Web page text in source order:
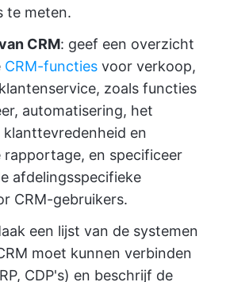
te meten.
CRM: geef een overzicht
CRM-functies voor verkoop,
zoals functies
automatisering, het
klanttevredenheid en
rapportage, en specificeer
afdelingsspecifieke
CRM-gebruikers.
een lijst van de systemen
moet kunnen verbinden
CDP's) en beschrijf de